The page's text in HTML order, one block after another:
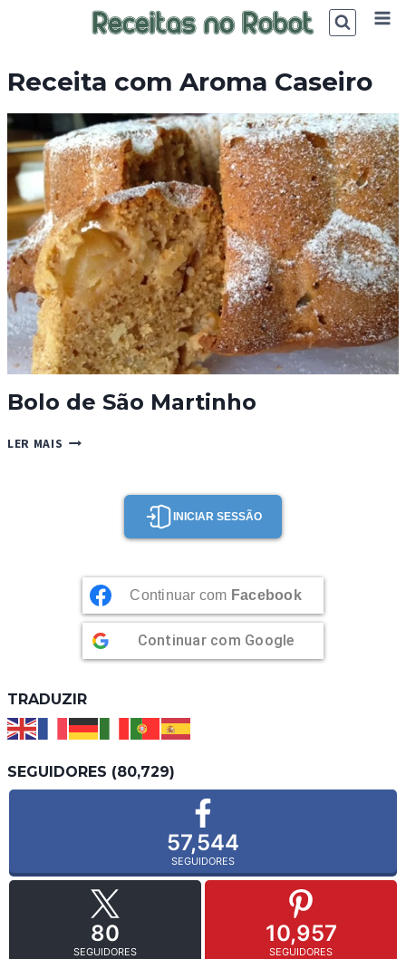
Receita com Aroma Caseiro
Bolo de São Martinho
LER MAIS BOLO
MARTINHO
INICIAR SESSÃO
Continuar com Facebook
Continuar com Google
TRADUZIR
SEGUIDORES (80,729)
57,544
SEGUIDORES
80
SEGUIDORES
10,957
SEGUIDORES